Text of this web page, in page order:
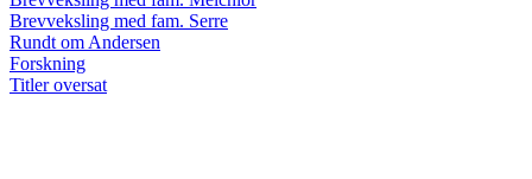
Brevveksling med fam. Serre
Rundt om Andersen
Forskning
Titler oversat